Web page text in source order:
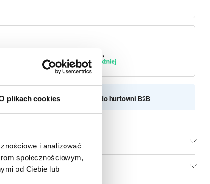
plikach cookies
i analizować
społecznościowym,
od Ciebie lub
do naszej hurtownii Przejdź do hurtowni B2B